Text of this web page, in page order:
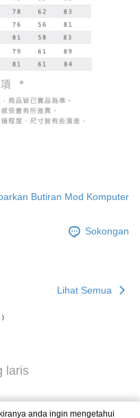
Butiran Mod Komputer
Sokongan
Lihat Semua
laris
anda ingin mengetahui